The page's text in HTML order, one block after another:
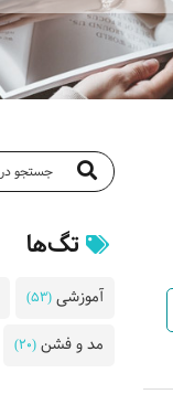
تگ‌ها
آموزشی (53)
مد و فشن (20)